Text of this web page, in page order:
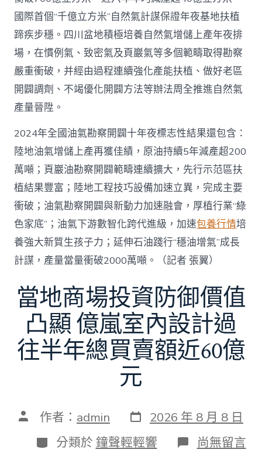
國際首個“千億立方米”自然氣計謀保證年夜基地扶植
蹄疾步穩。四川盆地積極培養自然氣增儲上產年夜排
場，在慣例氣、致密氣及頁巖氣等多個範疇取得勘察
嚴重衝破，并經由過程連續強化產能扶植、做好老區
開闢調劑、不竭優化開闢方法等辦法周全推進自然氣
產量晉陞。
2024年全國油氣勘察開闢十年夜標志性結果還包含：
陸地油氣增儲上產再獲佳績，原油持續5年減產超200
萬噸；頁巖油勘察開闢範疇連續擴大，先行示范區扶
植結果豐富；陸地工程技巧設備加速立異，完成主要
衝破；油氣勘察開闢與新動力加速融會，厚植行業“綠
色家底”；油氣下游數智化跨代進級，加速包養行情培
養強大新質生孩子力；延伸石油踐行“穩油增氣”成長
計謀，產量當量衝破2000萬噸。（記者 張翼）
當地商場投資防御價值
凸顯 億嵐室內設計過
往半年總買賣額近60億
元
文 作者： admin 發
表
日
期
2026 年 8 月 8 日
分
類
分類於 鐘聲輕輕響 在
〈當
尚無留言